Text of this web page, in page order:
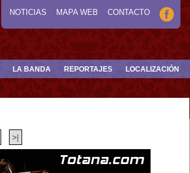
NOTICIAS MAPA WEB CONTACTO
LA BANDA REPORTAJES LOCALIZACIÓN
>|